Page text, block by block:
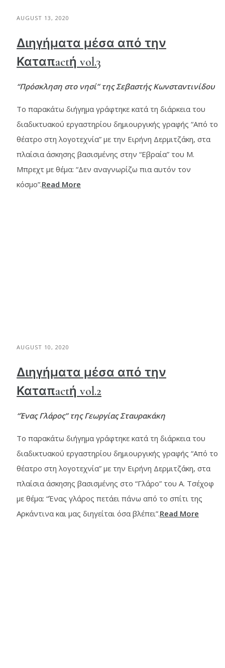
AUGUST 13, 2020
Διηγήματα μέσα από την
Καταπactή vol.3
“Πρόσκληση στο νησί” της Σεβαστής Κωνσταντινίδου
Το παρακάτω διήγημα γράφτηκε κατά τη διάρκεια του
διαδικτυακού εργαστηρίου δημιουργικής γραφής “Από το
θέατρο στη λογοτεχνία” με την Ειρήνη Δερμιτζάκη, στα
πλαίσια άσκησης βασισμένης στην “Εβραία” του Μ.
Μπρεχτ με θέμα: “Δεν αναγνωρίζω πια αυτόν τον
κόσμο”.Read More
AUGUST 10, 2020
Διηγήματα μέσα από την
Καταπactή vol.2
“Ένας Γλάρος” της Γεωργίας Σταυρακάκη
Το παρακάτω διήγημα γράφτηκε κατά τη διάρκεια του
διαδικτυακού εργαστηρίου δημιουργικής γραφής “Από το
θέατρο στη λογοτεχνία” με την Ειρήνη Δερμιτζάκη, στα
πλαίσια άσκησης βασισμένης στο “Γλάρο” του Α. Τσέχοφ
με θέμα: “Ένας γλάρος πετάει πάνω από το σπίτι της
Αρκάντινα και μας διηγείται όσα βλέπει”.Read More